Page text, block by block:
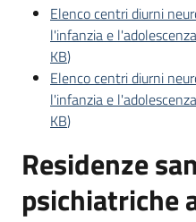
Elenco centri diurni
l'infanzia e
KB)
Elenco centri diurni
l'infanzia e
KB)
Residenze
psichiatriche